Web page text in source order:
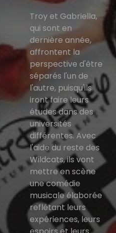
Troy et Gabriella,
qui sont en
dernière année,
affrontent la
perspective d'être
séparés l'un de
l'autre, puisqu'ils
iront faire leurs
études dans des
universités
différentes. Avec
l'aide du reste des
Wildcats, ils vont
mettre en scène
une comédie
musicale élaborée
reflétant leurs
expériences, leurs